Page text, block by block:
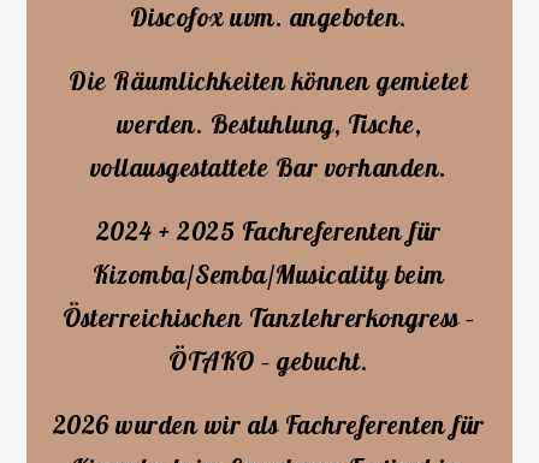
Discofox uvm. angeboten.
Die Räumlichkeiten können gemietet
werden. Bestuhlung, Tische,
vollausgestattete Bar vorhanden.
2024 + 2025 Fachreferenten für
Kizomba/Semba/Musicality beim
Österreichischen Tanzlehrerkongress –
ÖTAKO – gebucht.
2026 wurden wir als Fachreferenten für